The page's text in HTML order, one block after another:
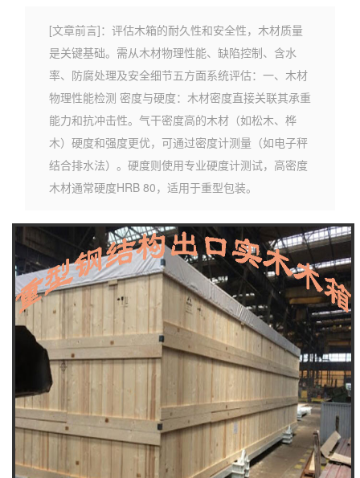
[文章前言]：评估木箱的耐久性和安全性，木材质量
是关键基础。需从木材物理性能、缺陷控制、含水
率、防腐处理及安全细节五方面系统评估：一、木材
物理性能检测 密度与硬度‌：木材密度直接关联其承重
能力和抗冲击性。气干密度高的木材（如松木、桦
木）硬度和强度更优，可通过密度计测量（如电子秤
结合排水法）‌。硬度则使用专业硬度计测试，高密度
木材通常硬度HRB 80，适用于重型包装‌。